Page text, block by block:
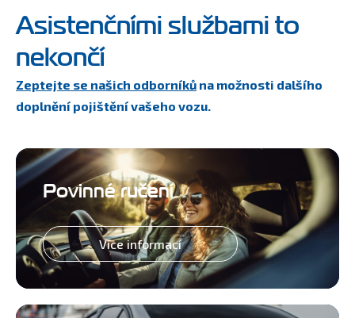
Asistenčními službami to
nekončí
Zeptejte se našich odborníků na možnosti dalšího
doplnění pojištění vašeho vozu.
Povinné ručení
Více informací